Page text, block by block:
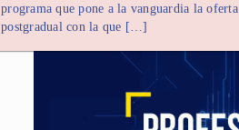
programa que pone a la vanguardia la oferta
postgradual con la que […]